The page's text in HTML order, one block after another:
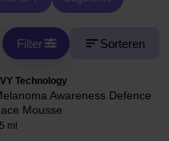
Filter Sorteren
Technology
Awareness Defence
Mousse
ml